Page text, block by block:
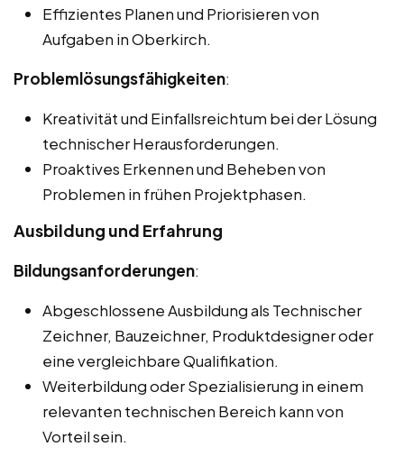
Effizientes Planen und Priorisieren von
Aufgaben in Oberkirch.
Problemlösungsfähigkeiten:
Kreativität und Einfallsreichtum bei der Lösung
technischer Herausforderungen.
Proaktives Erkennen und Beheben von
Problemen in frühen Projektphasen.
Ausbildung und Erfahrung
Bildungsanforderungen:
Abgeschlossene Ausbildung als Technischer
Zeichner, Bauzeichner, Produktdesigner oder
eine vergleichbare Qualifikation.
Weiterbildung oder Spezialisierung in einem
relevanten technischen Bereich kann von
Vorteil sein.